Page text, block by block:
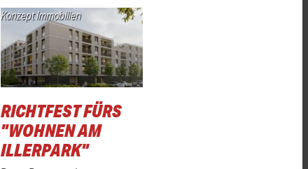
Konzept Immobilien
RICHTFEST FÜRS
"WOHNEN AM
ILLERPARK"